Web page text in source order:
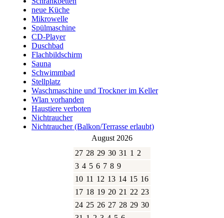
neue Küche
Mikrowelle
Spülmaschine
CD-Player
Duschbad
Flachbildschirm
Sauna
Schwimmbad
Stellplatz
Waschmaschine und Trockner im Keller
Wlan vorhanden
Haustiere verboten
Nichtraucher
Nichtraucher (Balkon/Terrasse erlaubt)
August 2026
27 28 29 30 31 1 2
3 4 5 6 7 8 9
10 11 12 13 14 15 16
17 18 19 20 21 22 23
24 25 26 27 28 29 30